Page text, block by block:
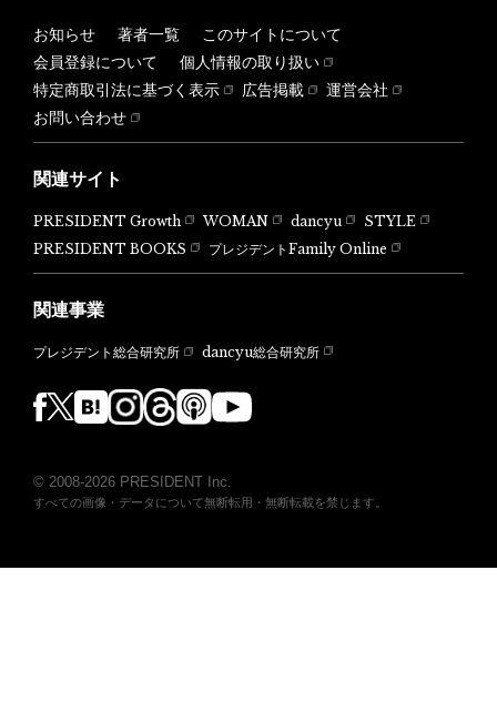
お知らせ 著者一覧
このサイトについて
会員登録について
個人情報の取り扱い
特定商取引法に基づく表示
広告掲載
運営会社
お問い合わせ
関連サイト
PRESIDENT Growth WOMAN dancyu
STYLE
PRESIDENT BOOKS
プレジデントFamily Online
関連事業
プレジデント総合研究所 dancyu総合研究所
© 2008-2026 PRESIDENT Inc.
すべての画像・データについて無断転用・無断転載を禁じます。